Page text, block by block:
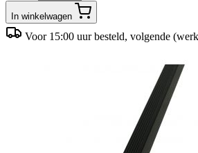
In winkelwagen
Voor 15:00 uur besteld, volgende